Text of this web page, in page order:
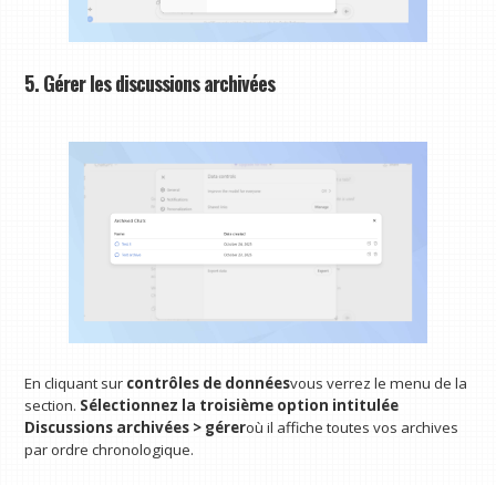
5. Gérer les discussions archivées
En cliquant sur contrôles de donnéesvous verrez le menu de la
section. Sélectionnez la troisième option intitulée
Discussions archivées > géreroù il affiche toutes vos archives
par ordre chronologique.